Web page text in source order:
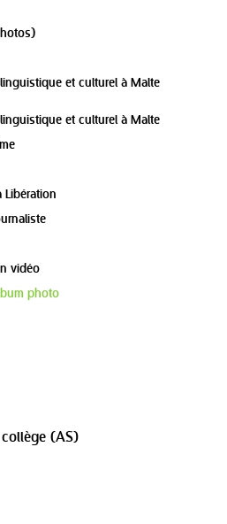
et culturel à Malte
et culturel à Malte
Libération
vidéo
photo
(AS)